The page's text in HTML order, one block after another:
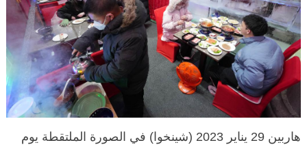
هاربين 29 يناير 2023 (شينخوا) في الصورة الملتقطة يوم